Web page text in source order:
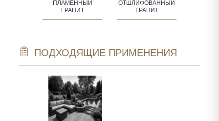
ПЛАМЕННЫЙ
ГРАНИТ
ОТШЛИФОВАННЫЙ
ГРАНИТ
ПОДХОДЯЩИЕ ПРИМЕНЕНИЯ